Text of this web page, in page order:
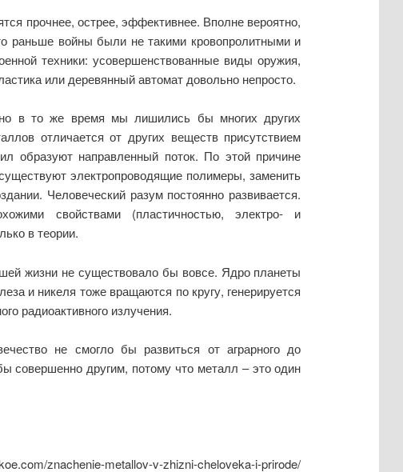
прочнее, острее, эффективнее. Вполне вероятно,
раньше войны были не такими кровопролитными и
техники: усовершенствованные виды оружия,
или деревянный автомат довольно непросто.
в то же время мы лишились бы многих других
отличается от других веществ присутствием
образуют направленный поток. По этой причине
электропроводящие полимеры, заменить
Человеческий разум постоянно развивается.
свойствами (пластичностью, электро- и
в теории.
жизни не существовало бы вовсе. Ядро планеты
и никеля тоже вращаются по кругу, генерируется
радиоактивного излучения.
не смогло бы развиться от аграрного до
совершенно другим, потому что металл – это один
znachenie-metallov-v-zhizni-cheloveka-i-prirode/